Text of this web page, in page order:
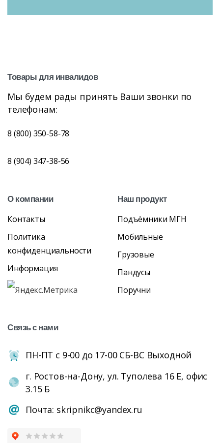
Товарыдля инвалидов
Мы будем рады принять Ваши звонки по
телефонам:
8 (800) 350-58-78
8 (904) 347-38-56
Окомпании
Контакты
Политика
конфиденциальности
Информация
Наш продукт
Подъёмники МГН
Мобильные
Грузовые
Пандусы
Поручни
Связьснами
ПН-ПТ с 9-00 до 17-00 СБ-ВС Выходной
г. Ростов-на-Дону, ул. Туполева 16 Е, офис
3.15 Б
Почта: skripnikc@yandex.ru